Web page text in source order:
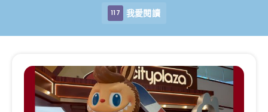
117 我愛閱讀